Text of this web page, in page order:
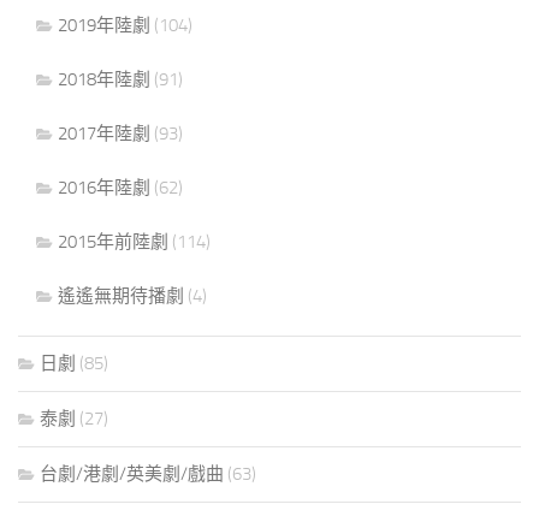
2019年陸劇 (104)
2018年陸劇 (91)
2017年陸劇 (93)
2016年陸劇 (62)
2015年前陸劇 (114)
遙遙無期待播劇 (4)
日劇 (85)
泰劇 (27)
台劇/港劇/英美劇/戲曲 (63)